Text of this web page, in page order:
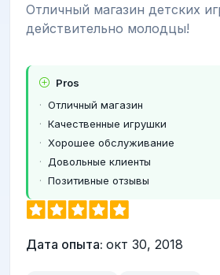
Отличный магазин детских
действительно молодцы!
Pros
Отличный магазин
Качественные игрушки
Хорошее обслуживание
Довольные клиенты
Позитивные отзывы
Дата опыта: окт 30, 2018